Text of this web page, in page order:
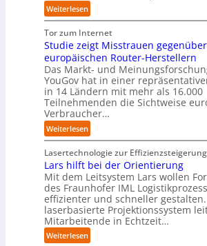
g
a
c
t
o
r
y
-
A
u
b
a
u
n
D
e
u
t
s
c
h
l
a
n
d
p
r
a
x
i
s
n
a
h
e
A
u
t
o
m
a
t
i
s
i
k
t
f
d
i
e
Z
u
k
u
f
t
d
e
r
I
n
d
s
t
e
m
T
e
a
m
t
r
i
t
I
n
d
u
s
t
r
Weiterlesen:
U
n
i
v
e
r
s
a
l
A
u
o
m
a
t
i
o
n
.
Tor zum Internet
Studie zeigt Misstrauen
europäischen Router-Herstellern
Das Markt- und
YouGov hat in einer
in 14 Ländern mit mehr als 16.000
Teilnehmenden die Sichtweise
Verbraucher…
Weiterlesen:
S
t
u
d
i
e
z
e
Lasertechnologie zur
Lars hilft bei der Orientierung
Mit dem Leitsystem Lars wollen
des Fraunhofer IML
effizienter und schneller gestalten.
laserbasierte Projektionssystem
Mitarbeitende in Echtzeit…
Weiterlesen: